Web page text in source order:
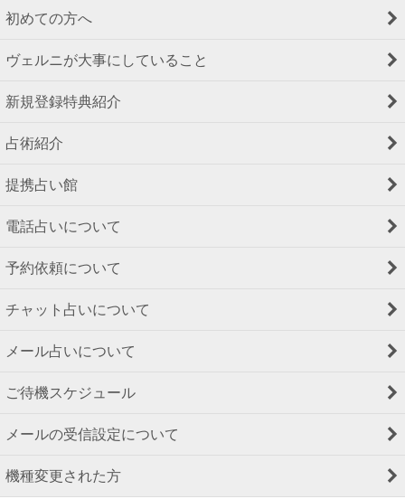
初めての方へ
ヴェルニが大事にしていること
新規登録特典紹介
占術紹介
提携占い館
電話占いについて
予約依頼について
チャット占いについて
メール占いについて
ご待機スケジュール
メールの受信設定について
機種変更された方